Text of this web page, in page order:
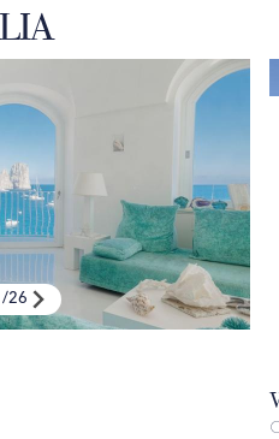
/26